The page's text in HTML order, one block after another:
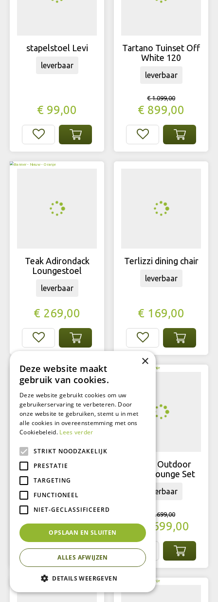
stapelstoel Levi
€ 99,00
leverbaar
Tartano Tuinset Off
White 120
€ 1.099,00
€ 899,00
leverbaar
Teak Adirondack
Loungestoel
€ 269,00
leverbaar
Terlizzi dining chair
€ 169,00
leverbaar
Tierra Outdoor
Elegante Dining Set
€ 2.599, 00
€ 2.099,00
leverbaar
Tierra Outdoor
Oasis Lounge Set
3.699,00
€ 2.699,00
leverbaar
×
Deze website maakt
gebruik van cookies.
Deze website gebruikt cookies om uw
gebruikerservaring te verbeteren. Door
onze website te gebruiken, stemt u in met
alle cookies in overeenstemming met ons
Cookiebeleid. Lees verder
STRIKT NOODZAKELIJK
PRESTATIE
TARGETING
FUNCTIONEEL
NIET-GECLASSIFICEERD
OPSLAAN EN SLUITEN
ALLES AFWIJZEN
DETAILS WEERGEVEN